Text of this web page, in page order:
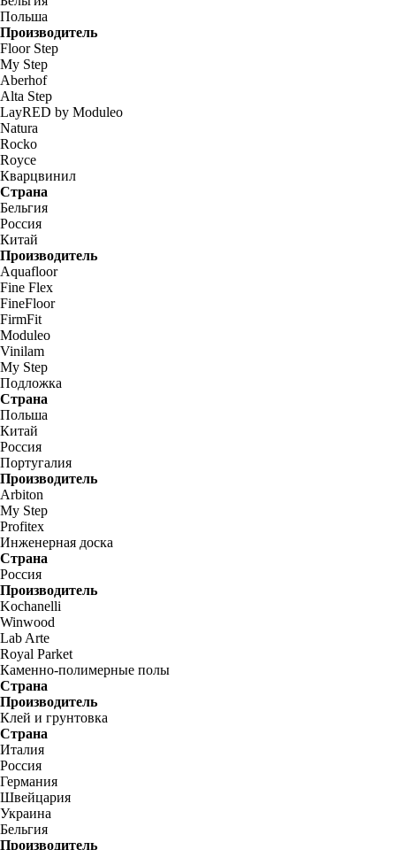
Польша
Производитель
Floor Step
My Step
Aberhof
Alta Step
LayRED by Moduleo
Natura
Rocko
Royce
Кварцвинил
Страна
Бельгия
Россия
Китай
Производитель
Aquafloor
Fine Flex
FineFloor
FirmFit
Moduleo
Vinilam
My Step
Подложка
Страна
Польша
Китай
Россия
Португалия
Производитель
Arbiton
My Step
Profitex
Инженерная доска
Страна
Россия
Производитель
Kochanelli
Winwood
Lab Arte
Royal Parket
Каменно-полимерные полы
Страна
Производитель
Клей и грунтовка
Страна
Италия
Россия
Германия
Швейцария
Украина
Бельгия
Производитель